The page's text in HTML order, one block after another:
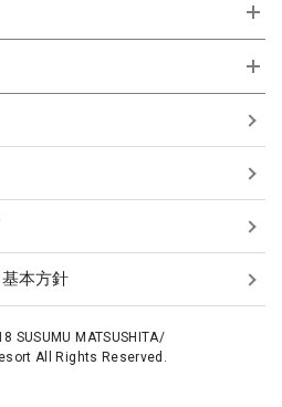
本方針
SUSUMU MATSUSHITA/
All Rights Reserved.